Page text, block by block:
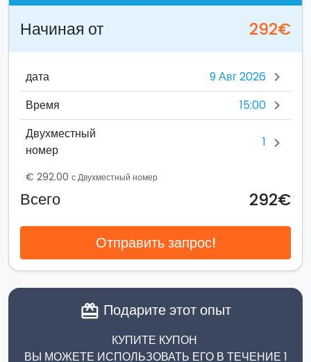
Начиная от 292€
дата chevron_right
Время 15:00 chevron_right
Двухместный
номер
1 chevron_right
€ 292.00 с Двухместный номер
Всего 292€
Отправить запрос!
card_giftcard Подарите этот опыт
КУПИТЕ КУПОН
ВЫ МОЖЕТЕ ИСПОЛЬЗОВАТЬ ЕГО В ТЕЧЕНИЕ 1